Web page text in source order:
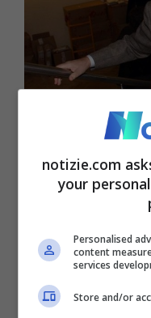
Il rapporto tra Ciriaco
da Romano Prodi ©
Romano Prodi
parlato anche
il bipolarismo: “
era nello spirito
cresciuto. Io e
notizie.com
your
Personalised
content
services
Store and/or